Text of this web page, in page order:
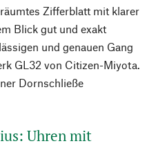
Zifferblatt mit klarer
Blick gut und exakt
und genauen Gang
GL32 von Citizen-Miyota.
Dornschließe
Uhren mit